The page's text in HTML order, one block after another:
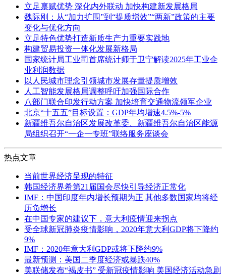
立足禀赋优势 深化内外联动 加快构建新发展格局
魏际刚：从“加力扩围”到“提质增效”“两新”政策的主要
变化与优化方向
立足特色优势打造新质生产力重要实践地
构建贸易投资一体化发展新格局
国家统计局工业司首席统计师于卫宁解读2025年工业企
业利润数据
以人民城市理念引领城市发展存量提质增效
人工智能发展格局调整呼吁加强国际合作
八部门联合印发行动方案 加快培育交通物流领军企业
北京“十五五”目标设置：GDP年均增速4.5%-5%
新疆维吾尔自治区发展改革委、新疆维吾尔自治区能源
局组织召开“一企一专班”联络服务座谈会
热点文章
当前世界经济呈现的特征
韩国经济界希第21届国会尽快引导经济正常化
IMF：中国印度年内增长预期为正 其他多数国家均将经
历负增长
在中国专家的建议下，意大利疫情迎来拐点
受全球新冠肺炎疫情影响，2020年意大利GDP将下降约
9%
IMF：2020年意大利GDP或将下降约9%
最新预测：美国二季度经济或暴跌40%
美联储发布“褐皮书” 受新冠疫情影响 美国经济活动急剧